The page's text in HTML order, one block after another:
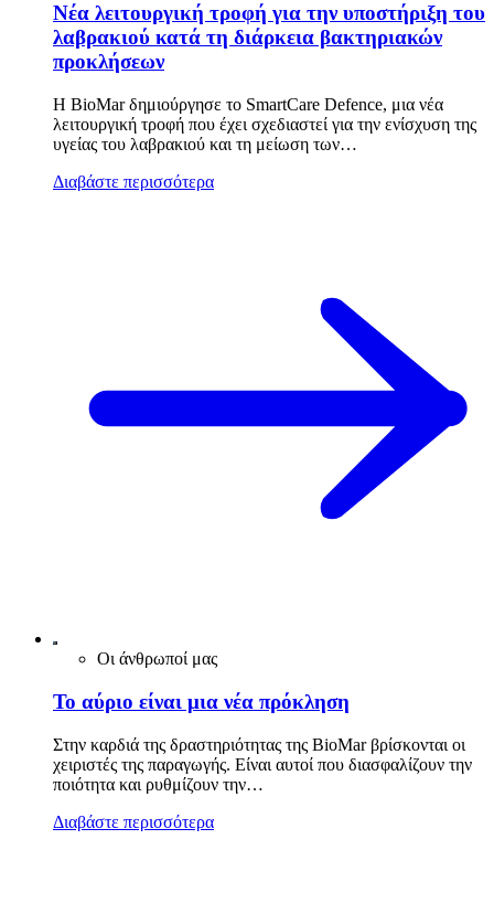
Νέα λειτουργική τροφή για την υποστήριξη του
λαβρακιού κατά τη διάρκεια βακτηριακών
προκλήσεων
Η BioMar δημιούργησε το SmartCare Defence, μια νέα
λειτουργική τροφή που έχει σχεδιαστεί για την ενίσχυση της
υγείας του λαβρακιού και τη μείωση των…
Διαβάστε περισσότερα
Οι άνθρωποί μας
Το αύριο είναι μια νέα πρόκληση
Στην καρδιά της δραστηριότητας της BioMar βρίσκονται οι
χειριστές της παραγωγής. Είναι αυτοί που διασφαλίζουν την
ποιότητα και ρυθμίζουν την…
Διαβάστε περισσότερα